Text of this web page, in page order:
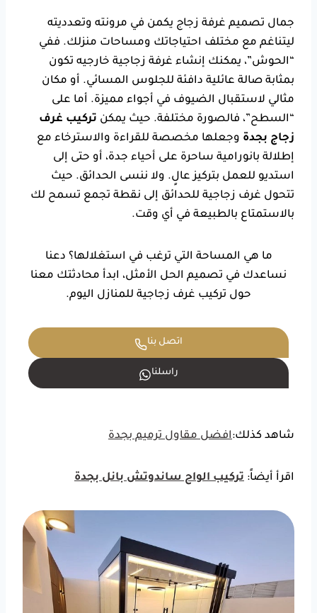
جمال تصميم غرفة زجاج يكمن في مرونته وتعدديته
ليتناغم مع مختلف احتياجاتك ومساحات منزلك. ففي
“الحوش”، يمكنك إنشاء غرفة زجاجية خارجيه تكون
بمثابة صالة عائلية دافئة للجلوس المسائي. أو مكان
مثالي لاستقبال الضيوف في أجواء مميزة. أما على
“السطح”، فالصورة مختلفة. حيث يمكن تركيب غرف
زجاج بجدة وجعلها مخصصة للقراءة والاسترخاء مع
إطلالة بانورامية ساحرة على أحياء جدة، أو حتى إلى
استديو للعمل بتركيز عالٍ. ولا ننسى الحدائق. حيث
تتحول غرف زجاجية للحدائق إلى نقطة تجمع تسمح لك
بالاستمتاع بالطبيعة في أي وقت.
ما هي المساحة التي ترغب في استغلالها؟ دعنا
نساعدك في تصميم الحل الأمثل، ابدأ محادثتك معنا
حول تركيب غرف زجاجية للمنازل اليوم.
اتصل بنا
راسلنا
شاهد كذلك:افضل مقاول ترميم بجدة
اقرأ أيضاً: تركيب الواح ساندوتش بانل بجدة